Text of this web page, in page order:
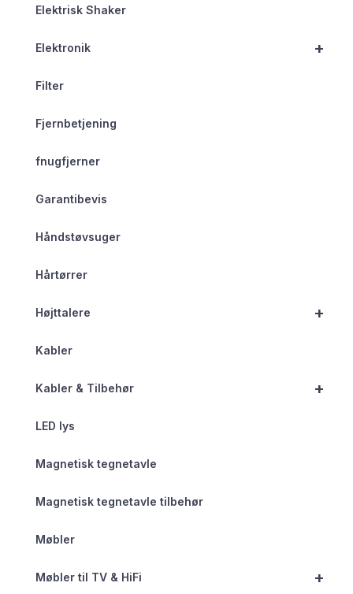
Elektrisk Shaker
+
Elektronik
Filter
Fjernbetjening
fnugfjerner
Garantibevis
Håndstøvsuger
Hårtørrer
+
Højttalere
Kabler
+
Kabler & Tilbehør
LED lys
Magnetisk tegnetavle
Magnetisk tegnetavle tilbehør
Møbler
+
Møbler til TV & HiFi